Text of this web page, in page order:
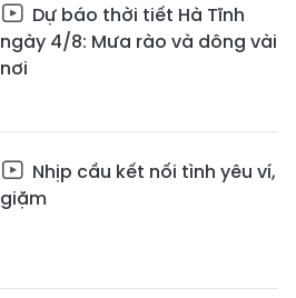
Dự báo thời tiết Hà Tĩnh
ngày 4/8: Mưa rào và dông vài
nơi
Nhịp cầu kết nối tình yêu ví,
giặm